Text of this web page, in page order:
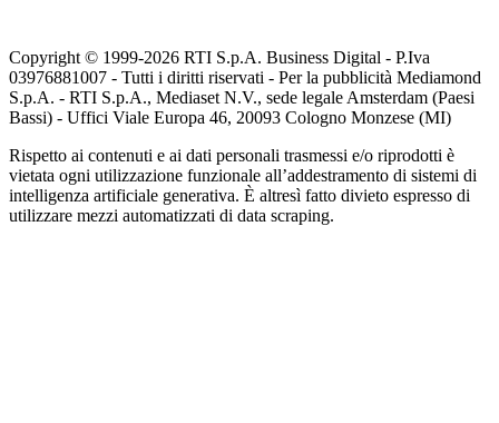
Copyright © 1999-2026 RTI S.p.A. Business Digital - P.Iva
03976881007 - Tutti i diritti riservati - Per la pubblicità Mediamond
S.p.A. - RTI S.p.A., Mediaset N.V., sede legale Amsterdam (Paesi
Bassi) - Uffici Viale Europa 46, 20093 Cologno Monzese (MI)
Rispetto ai contenuti e ai dati personali trasmessi e/o riprodotti è
vietata ogni utilizzazione funzionale all’addestramento di sistemi di
intelligenza artificiale generativa. È altresì fatto divieto espresso di
utilizzare mezzi automatizzati di data scraping.